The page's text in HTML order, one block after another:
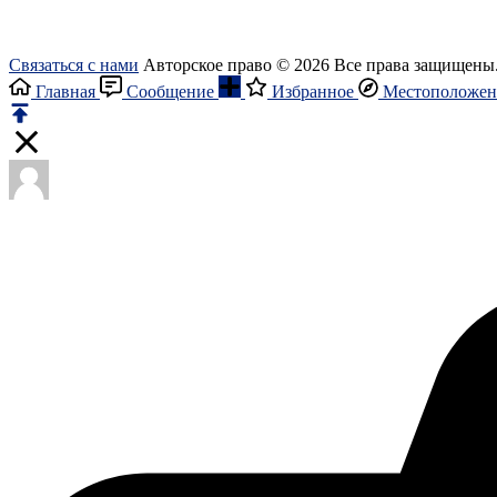
Связаться с нами Авторское право © 2026 Все права
Главная
Сообщение Избранное